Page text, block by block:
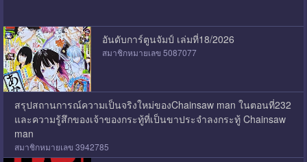
อันดับการ์ตูนจัมป์ เล่มที่18/2026
สมาชิกหมายเลข 5087077
สรุปสถานการณ์ความเป็นจริงใหม่ของChainsaw man ในตอนที่232
และความรู้สึกของเจ้าของกระทู้ที่เป็นขาประจำลงกระทู้ Chainsaw
man
สมาชิกหมายเลข 3942785